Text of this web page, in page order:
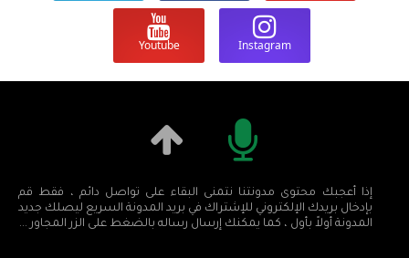
Instagram
Youtube
إذا أعجبك محتوى مدونتنا نتمنى البقاء على تواصل دائم ، فقط قم
بإدخال بريدك الإلكتروني للإشتراك في بريد المدونة السريع ليصلك جديد
المدونة أولاً بأول ، كما يمكنك إرسال رساله بالضغط على الزر المجاور ...